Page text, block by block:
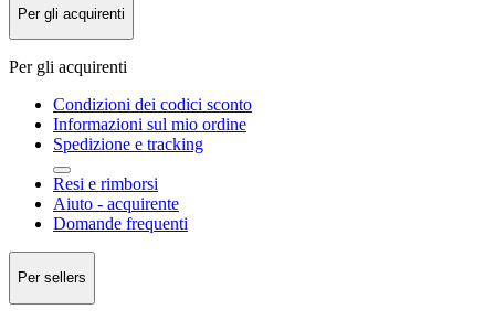
Per gli acquirenti
Per gli acquirenti
Condizioni dei codici sconto
Informazioni sul mio ordine
Spedizione e tracking
Resi e rimborsi
Aiuto - acquirente
Domande frequenti
Per sellers